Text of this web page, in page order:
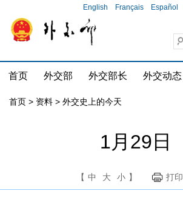
English Français Español
首页 外交部 外交部长 外交动态
首页 > 资料 > 外交史上的今天
1月29日
【 中 大 小 】 打印